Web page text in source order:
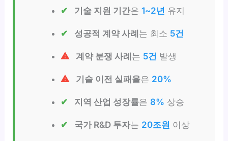
기술 지원 기간은 1~2년 유지
성공적 계약 사례 는 최소 5건
계약 분쟁 사례 는 5건 발생
기술 이전 실패율은 20%
지역 산업 성장률은 8% 상승
국가 R&D 투자는 20조원 이상